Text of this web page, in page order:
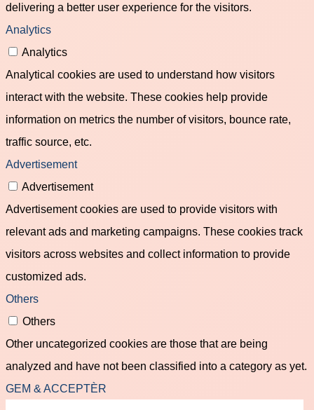
delivering a better user experience for the visitors.
Analytics
Analytics
Analytical cookies are used to understand how visitors
interact with the website. These cookies help provide
information on metrics the number of visitors, bounce rate,
traffic source, etc.
Advertisement
Advertisement
Advertisement cookies are used to provide visitors with
relevant ads and marketing campaigns. These cookies track
visitors across websites and collect information to provide
customized ads.
Others
Others
Other uncategorized cookies are those that are being
analyzed and have not been classified into a category as yet.
GEM & ACCEPTÈR